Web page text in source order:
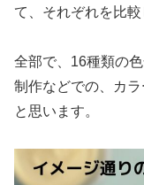
て、それぞれを比較
全部で、16種類の
制作などでの、カ
と思います。